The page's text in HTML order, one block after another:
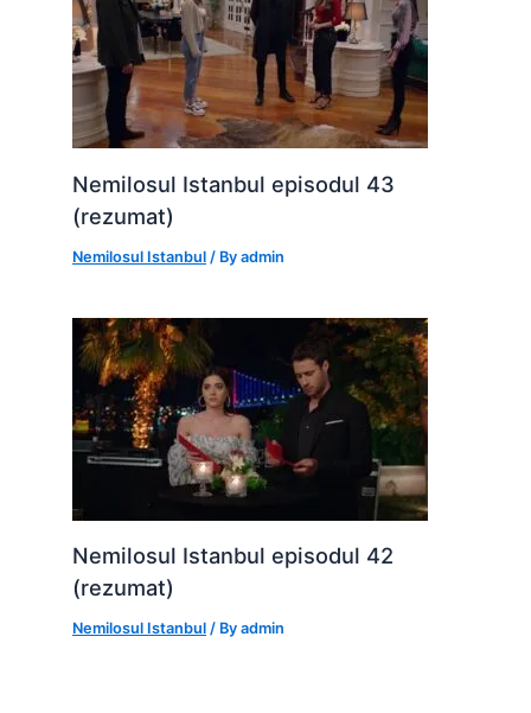
Nemilosul Istanbul episodul 43
(rezumat)
Nemilosul Istanbul / Byadmin
Nemilosul Istanbul episodul 42
(rezumat)
Nemilosul Istanbul / Byadmin